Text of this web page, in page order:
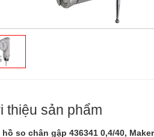
thiệu sản phẩm
so chân gập 436341 0,4/40,